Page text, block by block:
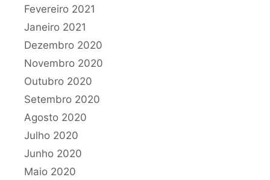
Fevereiro 2021
Janeiro 2021
Dezembro 2020
Novembro 2020
Outubro 2020
Setembro 2020
Agosto 2020
Julho 2020
Junho 2020
Maio 2020